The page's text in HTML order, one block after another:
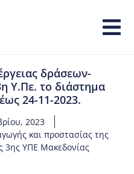
δράσεων-
Υ.Πε. το διάστημα
24-11-2023.
2023
και προστασίας της
3ης ΥΠΕ Μακεδονίας